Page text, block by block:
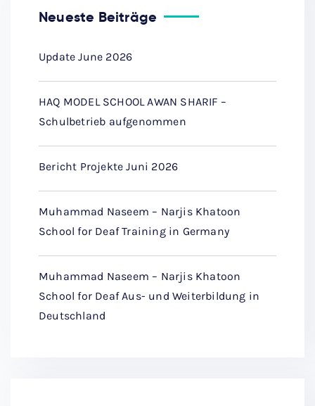
Neueste Beiträge
Update June 2026
HAQ MODEL SCHOOL AWAN SHARIF –
Schulbetrieb aufgenommen
Bericht Projekte Juni 2026
Muhammad Naseem – Narjis Khatoon
School for Deaf Training in Germany
Muhammad Naseem – Narjis Khatoon
School for Deaf Aus- und Weiterbildung in
Deutschland